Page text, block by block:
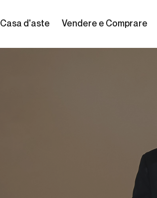
Casa d'aste Vendere e Comprare